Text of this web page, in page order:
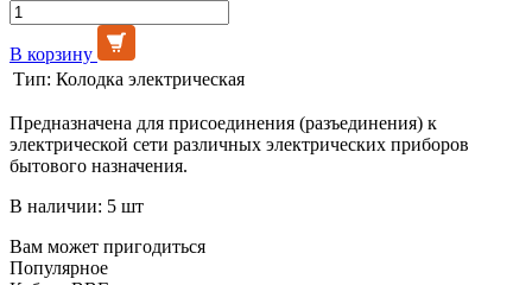
В корзину
Тип: Колодка электрическая
Предназначена для присоединения (разъединения) к
электрической сети различных электрических приборов
бытового назначения.
В наличии: 5 шт
Вам может пригодиться
Популярное